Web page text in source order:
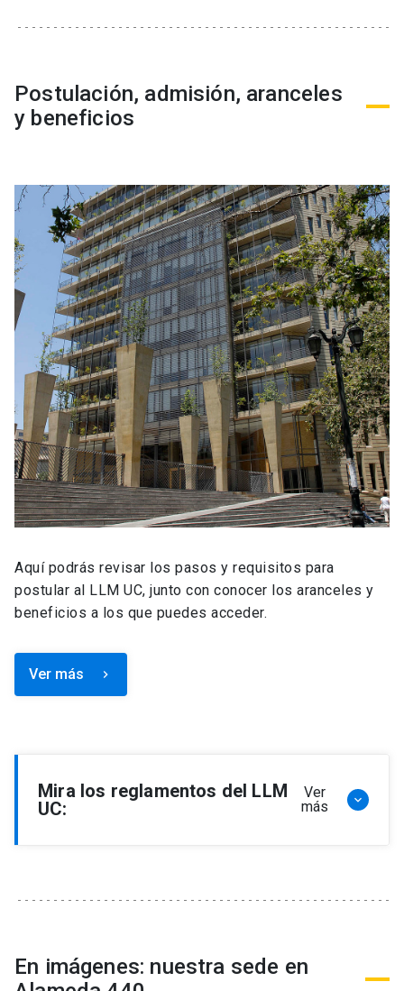
Postulación, admisión, aranceles
y beneficios
Aquí podrás revisar los pasos y requisitos para
postular al LLM UC, junto con conocer los aranceles y
beneficios a los que puedes acceder.
Ver más keyboard_arrow_right
Mira los reglamentos del LLM
UC:
Ver
más
keyboard_arrow_down
Reglamento de Becas y Descuentos Programa
de Magíster en Derecho, LLM
En imágenes: nuestra sede en